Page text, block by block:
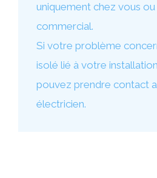
uniquement chez vous ou
commercial.
Si votre problème
isolé lié à votre
pouvez prendre contact
électricien.